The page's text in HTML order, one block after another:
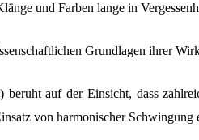
und Farben lange in
Grundlagen ihrer
auf der Einsicht, dass
von harmonischer Schwingung